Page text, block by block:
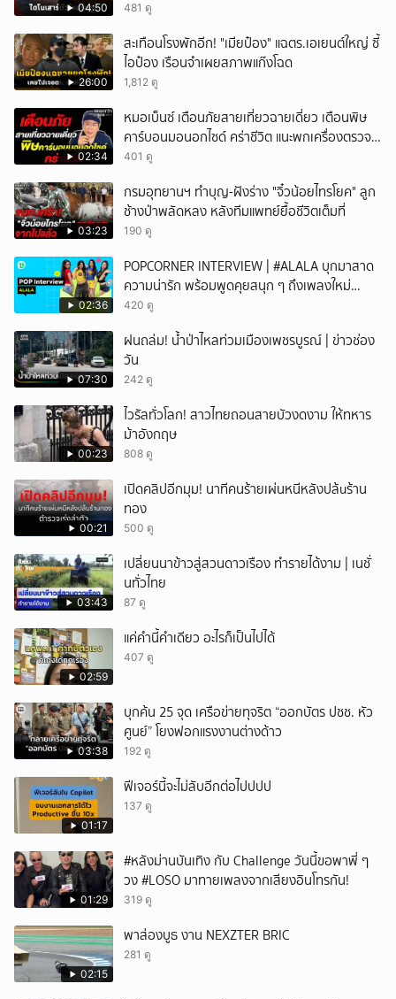
04:50 481 ดู
26:00
สะเทือนโรงพักอีก! "เมียป๋อง" แฉตร.เอเยนต์ใหญ่ ซี้
ไอป๋อง เรือนจำเผยสภาพแก๊งโฉด
1,812 ดู
02:34
หมอเบ็นซ์ เตือนภัยสายเที่ยวฉายเดี่ยว เตือนพิษ
คาร์บอนมอนอกไซด์ คร่าชีวิต แนะพกเครื่องตรวจ
วัดติดตัว
401 ดู
03:23
กรมอุทยานฯ ทำบุญ-ฝังร่าง "จิ๋วน้อยไทรโยค" ลูก
ช้างป่าพลัดหลง หลังทีมแพทย์ยื้อชีวิตเต็มที่
190 ดู
02:36
POPCORNER INTERVIEW | #ALALA บุกมาสาด
ความน่ารัก พร้อมพูดคุยสนุก ๆ ถึงเพลงใหม่
'ON&OFF'
420 ดู
07:30
ฝนถล่ม! น้ำป่าไหลท่วมเมืองเพชรบูรณ์ | ข่าวช่อง
วัน
242 ดู
00:23
ไวรัลทั่วโลก! สาวไทยถอนสายบัวงดงาม ให้ทหาร
ม้าอังกฤษ
808 ดู
00:21
เปิดคลิปอีกมุม! นาทีคนร้ายเผ่นหนีหลังปล้uร้าน
ทอง
500 ดู
03:43
เปลี่ยนนาข้าวสู่สวนดาวเรือง ทำรายได้งาม | เนชั่
นทั่วไทย
87 ดู
02:59
แค่คำนี้คำเดียว อะไรก็เป็นไปได้
407 ดู
03:38
บุกค้น 25 จุด เครือข่ายทุจริต “ออกบัตร ปชช. หัว
ศูนย์” โยงฟอกแรงงานต่างด้าว
192 ดู
01:17
ฟีเจอร์นี้จะไม่ลับอีกต่อไปปปป
137 ดู
01:29
#หลังม่านบันเทิง กับ Challenge วันนี้ขอพาพี่ ๆ
วง #LOSO มาทายเพลงจากเสียงอินโทรกัน!
319 ดู
02:15
พาส่องบูธ งาน NEXZTER BRIC
281 ดู